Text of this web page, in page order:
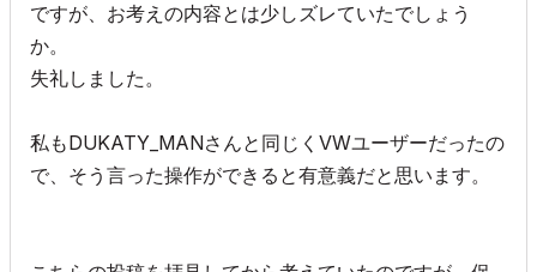
ですが、お考えの内容とは少しズレていたでしょう
か。
失礼しました。
私もDUKATY_MANさんと同じくVWユーザーだったの
で、そう言った操作ができると有意義だと思います。